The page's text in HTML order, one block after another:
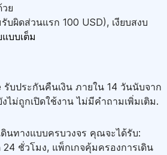
ย
บผิดส่วนแรก 100 USD), เงียบสงบ
บบเต็ม
รับประกันคืนเงิน ภายใน 14 วันนับจาก
ม่ถูกเปิดใช้งาน ไม่มีคำถามเพิ่มเติม.
นทางแบบครบวงจร คุณจะได้รับ:
ชั่วโมง, แพ็กเกจคุ้มครองการเดิน